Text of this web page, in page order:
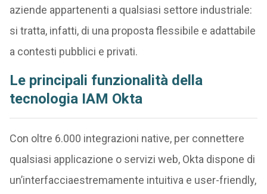
aziende appartenenti a qualsiasi settore industriale:
si tratta, infatti, di una proposta flessibile e adattabile
a contesti pubblici e privati.
Le principali funzionalità della
tecnologia IAM Okta
Con oltre 6.000 integrazioni native, per connettere
qualsiasi applicazione o servizi web, Okta dispone di
un’interfacciaestremamente intuitiva e user-friendly,